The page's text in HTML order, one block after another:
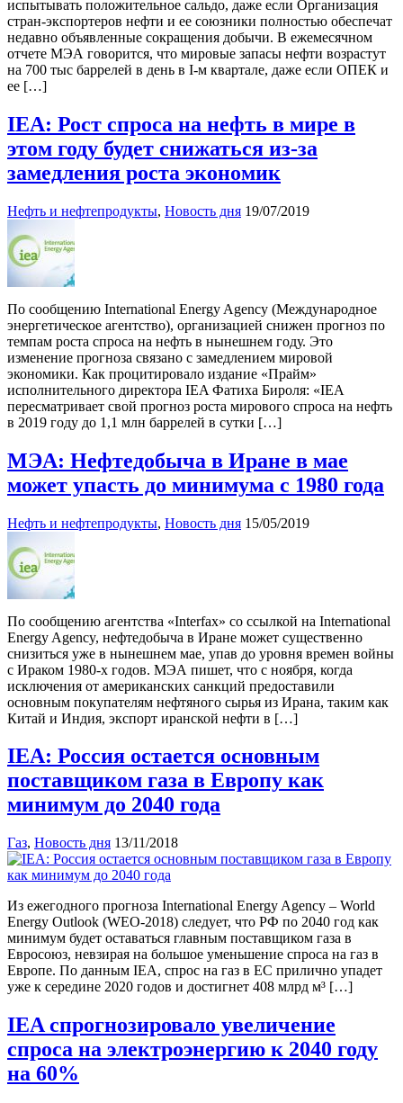
испытывать положительное сальдо, даже если Организация
стран-экспортеров нефти и ее союзники полностью обеспечат
недавно объявленные сокращения добычи. В ежемесячном
отчете МЭА говорится, что мировые запасы нефти возрастут
на 700 тыс баррелей в день в I-м квартале, даже если ОПЕК и
ее […]
IEA: Рост спроса на нефть в мире в
этом году будет снижаться из-за
замедления роста экономик
Нефть и нефтепродукты, Новость дня 19/07/2019
По сообщению International Energy Agency (Международное
энергетическое агентство), организацией снижен прогноз по
темпам роста спроса на нефть в нынешнем году. Это
изменение прогноза связано с замедлением мировой
экономики. Как процитировало издание «Прайм»
исполнительного директора IEA Фатиха Бироля: «IEA
пересматривает свой прогноз роста мирового спроса на нефть
в 2019 году до 1,1 млн баррелей в сутки […]
МЭА: Нефтедобыча в Иране в мае
может упасть до минимума с 1980 года
Нефть и нефтепродукты, Новость дня 15/05/2019
По сообщению агентства «Interfax» со ссылкой на International
Energy Agency, нефтедобыча в Иране может существенно
снизиться уже в нынешнем мае, упав до уровня времен войны
с Ираком 1980-х годов. МЭА пишет, что с ноября, когда
исключения от американских санкций предоставили
основным покупателям нефтяного сырья из Ирана, таким как
Китай и Индия, экспорт иранской нефти в […]
IEA: Россия остается основным
поставщиком газа в Европу как
минимум до 2040 года
Газ, Новость дня 13/11/2018
Из ежегодного прогноза International Energy Agency – World
Energy Outlook (WEO-2018) следует, что РФ по 2040 год как
минимум будет оставаться главным поставщиком газа в
Евросоюз, невзирая на большое уменьшение спроса на газ в
Европе. По данным IEA, спрос на газ в ЕС прилично упадет
уже к середине 2020 годов и достигнет 408 млрд м³ […]
IEA спрогнозировало увеличение
спроса на электроэнергию к 2040 году
на 60%